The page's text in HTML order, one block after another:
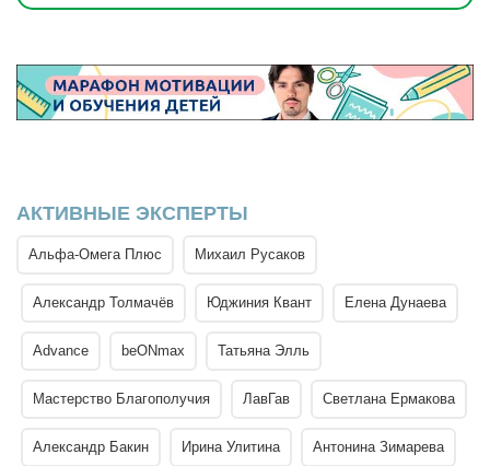
АКТИВНЫЕ ЭКСПЕРТЫ
Альфа-Омега Плюс Михаил Русаков
Александр Толмачёв Юджиния Квант Елена Дунаева
Advance beONmax Татьяна Элль
Мастерство Благополучия ЛавГав Светлана Ермакова
Александр Бакин Ирина Улитина Антонина Зимарева